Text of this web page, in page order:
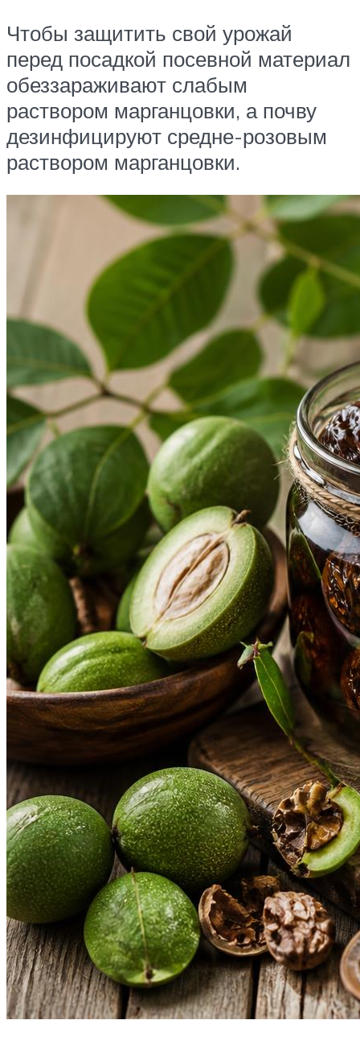
Чтобы защитить свой урожай
перед посадкой посевной материал
обеззараживают слабым
раствором марганцовки, а почву
дезинфицируют средне-розовым
раствором марганцовки.